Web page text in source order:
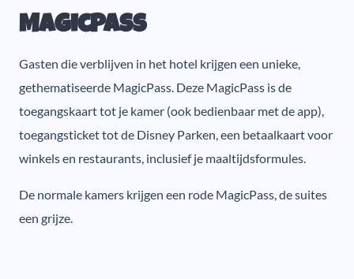
MagicPass
Gasten die verblijven in het hotel krijgen een unieke,
gethematiseerde MagicPass. Deze MagicPass is de
toegangskaart tot je kamer (ook bedienbaar met de app),
toegangsticket tot de Disney Parken, een betaalkaart voor
winkels en restaurants, inclusief je maaltijdsformules.
De normale kamers krijgen een rode MagicPass, de suites
een grijze.